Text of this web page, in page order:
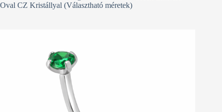
Oval CZ Kristállyal (Választható méretek)